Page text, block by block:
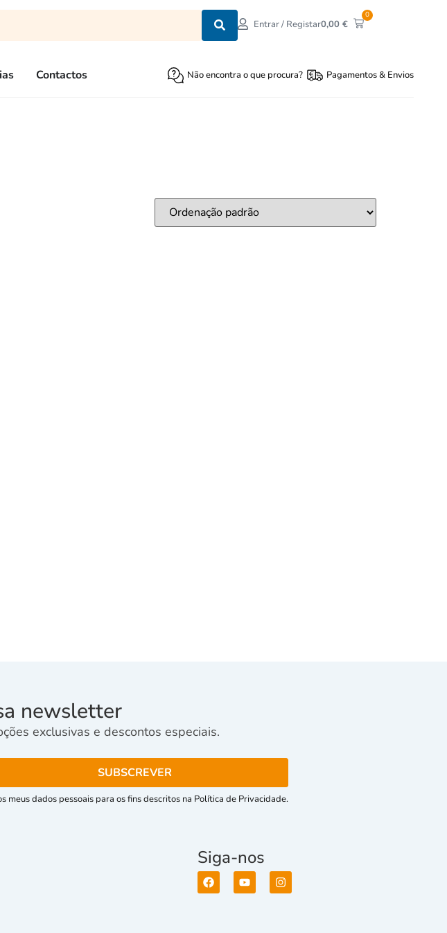
Entrar / Registar0,00€
0
Contactos Não encontra o que procura? Pagamentos & Envios
newsletter
exclusivas e descontos especiais.
dados pessoais para os fins descritos na Política de Privacidade.
Siga-nos